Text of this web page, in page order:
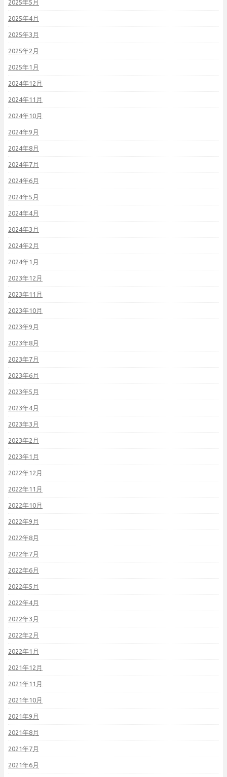
2025年5月
2025年4月
2025年3月
2025年2月
2025年1月
2024年12月
2024年11月
2024年10月
2024年9月
2024年8月
2024年7月
2024年6月
2024年5月
2024年4月
2024年3月
2024年2月
2024年1月
2023年12月
2023年11月
2023年10月
2023年9月
2023年8月
2023年7月
2023年6月
2023年5月
2023年4月
2023年3月
2023年2月
2023年1月
2022年12月
2022年11月
2022年10月
2022年9月
2022年8月
2022年7月
2022年6月
2022年5月
2022年4月
2022年3月
2022年2月
2022年1月
2021年12月
2021年11月
2021年10月
2021年9月
2021年8月
2021年7月
2021年6月